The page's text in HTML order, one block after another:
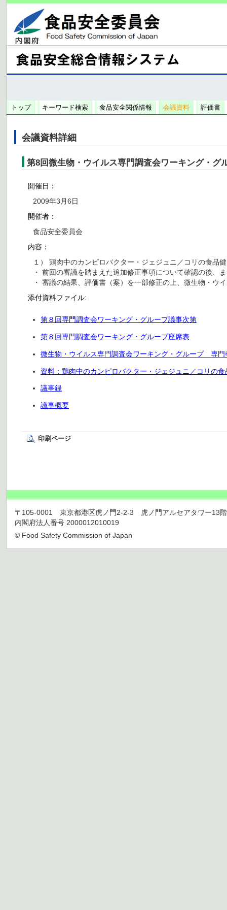
トップ キーワード検索 食品安全関係情報 会議資料 評価書
会議資料詳細
第8回微生物・ウイルス専門調査会ワーキング・グ
開催日：
2009年3月6日
開催者：
食品安全委員会
内容：
１） 鶏肉中のカンピロバクター・ジェジュニ／コリの食品
・ 前回の審議を踏まえた追加修正事項について確認の後、
・ 審議の結果、評価書（案）を一部修正の上、微生物・ウ
添付資料ファイル:
第８回専門調査会ワーキング・グループ議事次第
第８回専門調査会ワーキング・グループ座席表
微生物・ウイルス専門調査会ワーキング・グループ 専門
資料：鶏肉中のカンピロバクター・ジェジュニ／コリの
議事録
議事概要
印刷ページ
〒105-0001 東京都港区虎ノ門2-2-3 虎ノ門アルセアタワー13
内閣府法人番号 2000012010019
© Food Safety Commission of Japan